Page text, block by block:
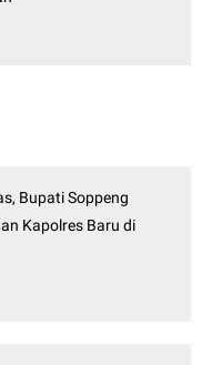
Bupati Soppeng
Kapolres Baru di